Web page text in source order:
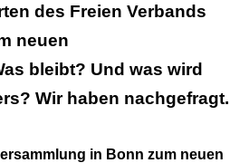
des Freien Verbands
neuen
bleibt? Und was wird
Wir haben nachgefragt.
in Bonn zum neuen